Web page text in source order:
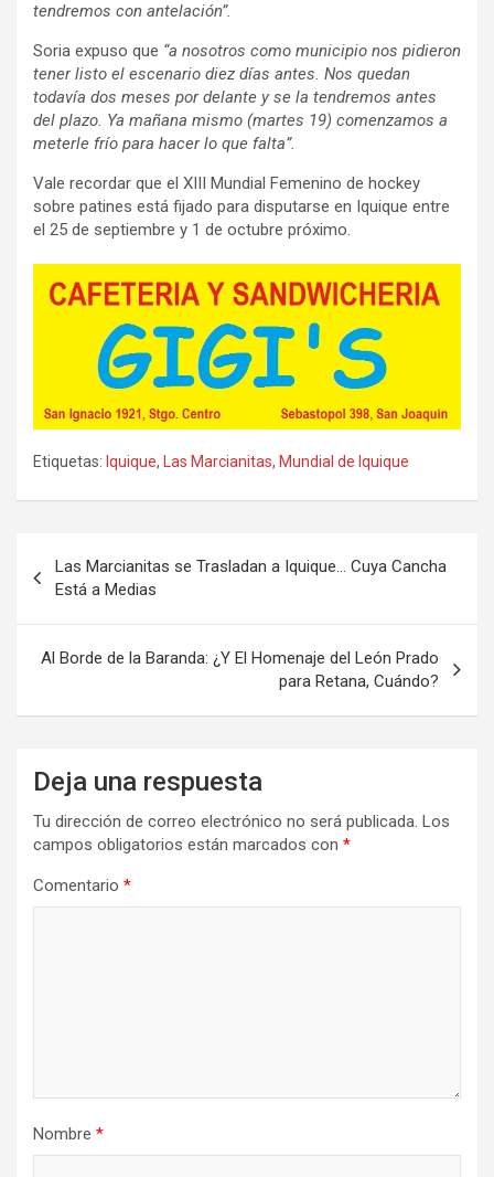
tendremos con antelación”.
Soria expuso que “a nosotros como municipio nos pidieron
tener listo el escenario diez días antes. Nos quedan
todavía dos meses por delante y se la tendremos antes
del plazo. Ya mañana mismo (martes 19) comenzamos a
meterle frío para hacer lo que falta”.
Vale recordar que el XIII Mundial Femenino de hockey
sobre patines está fijado para disputarse en Iquique entre
el 25 de septiembre y 1 de octubre próximo.
Etiquetas: Iquique, Las Marcianitas, Mundial de Iquique
de
entradas
Las Marcianitas se Trasladan a Iquique… Cuya Cancha
Está a Medias
Al Borde de la Baranda: ¿Y El Homenaje del León Prado
para Retana, Cuándo?
Deja una respuesta
Tu dirección de correo electrónico no será publicada. Los
campos obligatorios están marcados con *
Comentario *
Nombre *